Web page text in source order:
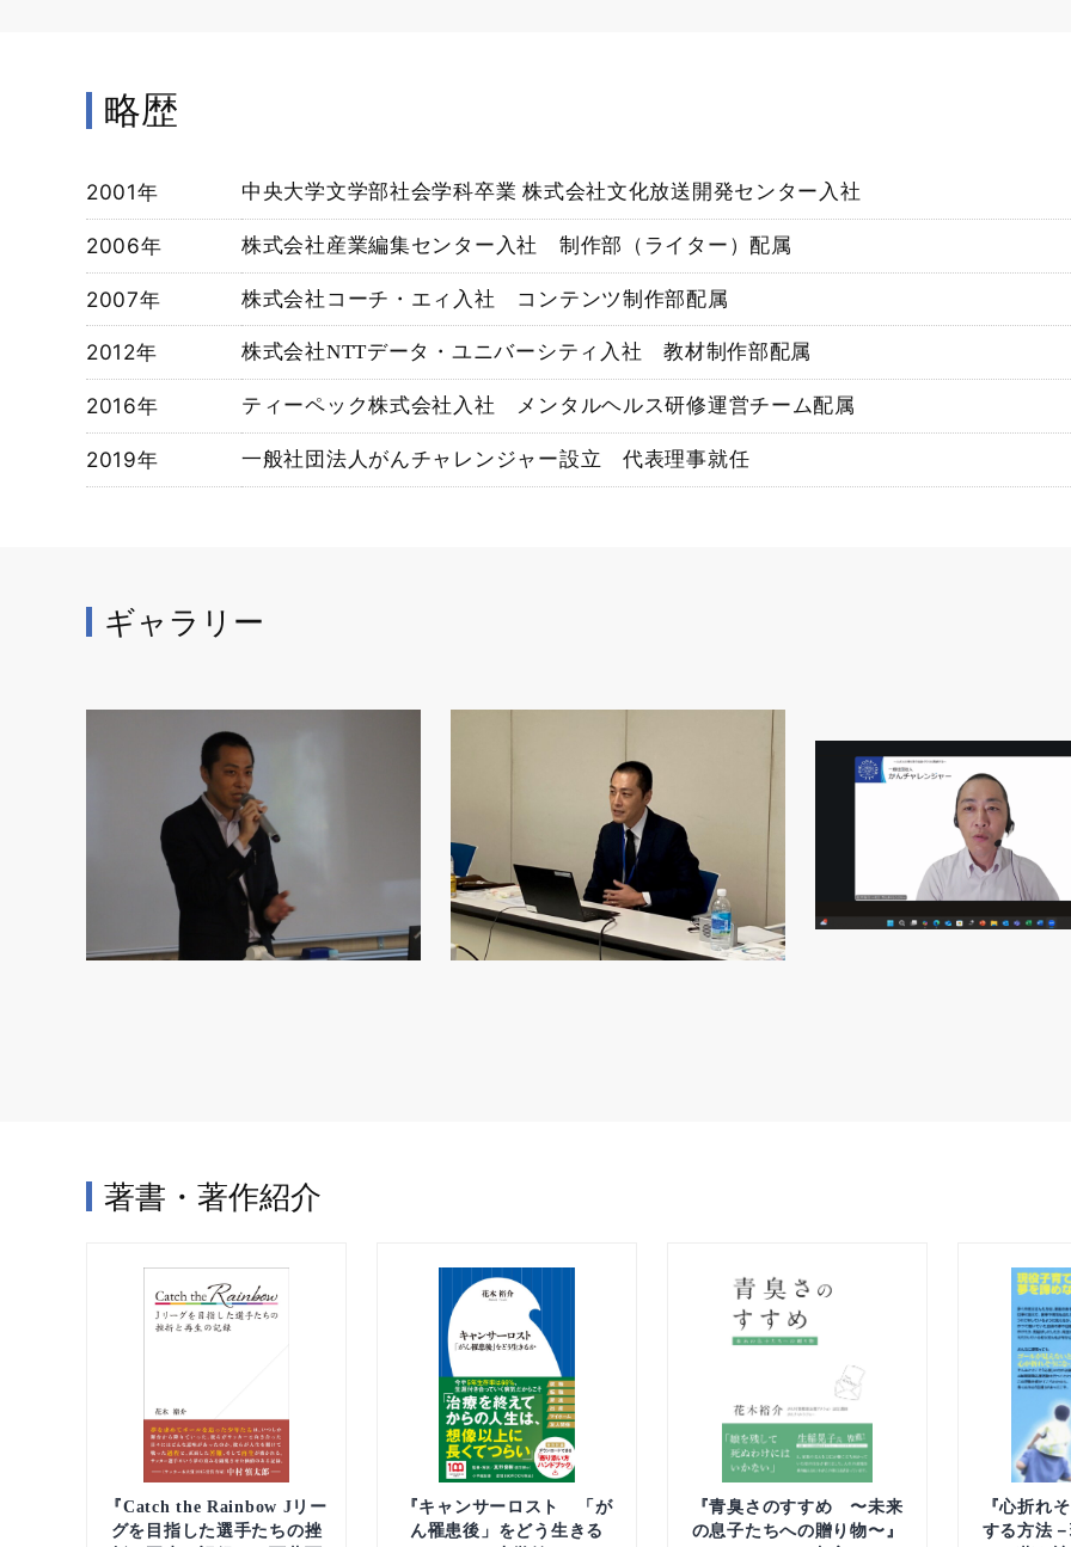
略歴
2001年 中央大学文学部社会学科卒業 株式会社文化放送開発センター入社
2006年 株式会社産業編集センター入社 制作部（ライター）配属
2007年 株式会社コーチ・エィ入社 コンテンツ制作部配属
2012年 株式会社NTTデータ・ユニバーシティ入社 教材制作部配属
2016年 ティーペック株式会社入社 メンタルヘルス研修運営チーム配属
2019年 一般社団法人がんチャレンジャー設立 代表理事就任
ギャラリー
著書・著作紹介
『Catch the Rainbow Jリー
グを目指した選手たちの挫
『キャンサーロスト 「が
ん罹患後」をどう生きる
『青臭さのすすめ 〜未来
の息子たちへの贈り物〜』
『心折れ
する方法